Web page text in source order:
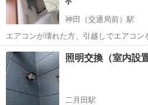
神田（交通局前）駅
エアコンが壊れた方、引越しでエアコン
方 1度ご連絡ください 急な出費、引越
中当社はなるべく安くお客様に寄り添っ
ＥＬ080-3907-3052
鹿児島 鹿児島市 神田（交通局前
照明交換（室内設
二月田駅